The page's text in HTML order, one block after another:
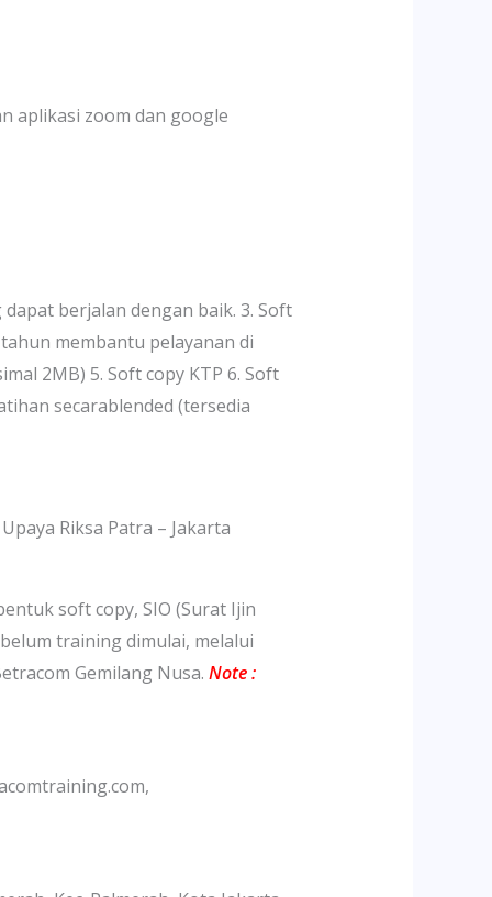
aplikasi zoom dan google
berjalan dengan baik. 3. Soft
membantu pelayanan di
2MB) 5. Soft copy KTP 6. Soft
secarablended (tersedia
Patra – Jakarta
soft copy, SIO (Surat Ijin
training dimulai, melalui
Gemilang Nusa. Note :